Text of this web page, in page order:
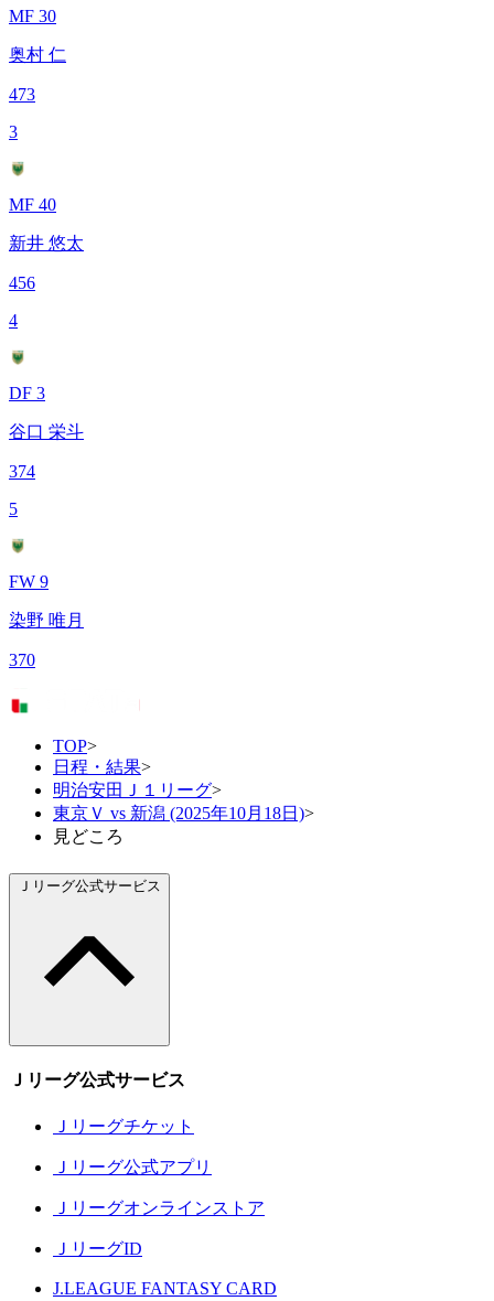
MF 30
奥村 仁
473
3
MF 40
新井 悠太
456
4
DF 3
谷口 栄斗
374
5
FW 9
染野 唯月
370
TOP>
日程・結果>
明治安田Ｊ１リーグ>
東京Ｖ vs 新潟 (2025年10月18日)>
見どころ
Ｊリーグ公式サービス
Ｊリーグ公式サービス
Ｊリーグチケット
Ｊリーグ公式アプリ
Ｊリーグオンラインストア
ＪリーグID
J.LEAGUE FANTASY CARD